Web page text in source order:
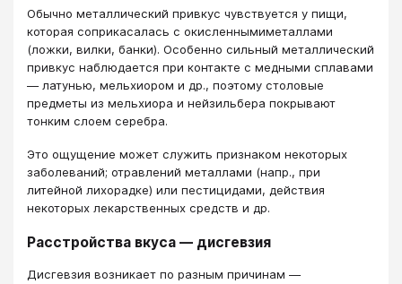
Обычно металлический привкус чувствуется у пищи,
которая соприкасалась с окисленнымиметаллами
(ложки, вилки, банки). Особенно сильный металлический
привкус наблюдается при контакте с медными сплавами
— латунью, мельхиором и др., поэтому столовые
предметы из мельхиора и нейзильбера покрывают
тонким слоем серебра.
Это ощущение может служить признаком некоторых
заболеваний; отравлений металлами (напр., при
литейной лихорадке) или пестицидами, действия
некоторых лекарственных средств и др.
Расстройства вкуса — дисгевзия
Дисгевзия возникает по разным причинам —